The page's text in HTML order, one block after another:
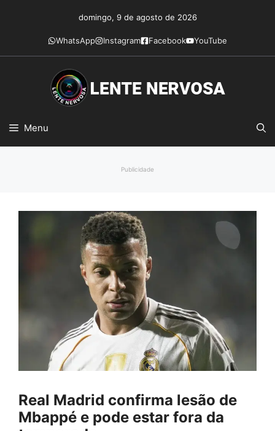
conteúdo
domingo, 9 de agosto de 2026
WhatsApp Instagram Facebook YouTube
Menu
Publicidade
Real Madrid confirma lesão de
Mbappé e pode estar fora da